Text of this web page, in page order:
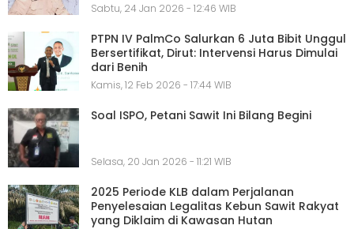
Sabtu, 24 Jan 2026 - 12:46 WIB
PTPN IV PalmCo Salurkan 6 Juta Bibit Unggul
Bersertifikat, Dirut: Intervensi Harus Dimulai
dari Benih
Kamis, 12 Feb 2026 - 17:44 WIB
Soal ISPO, Petani Sawit Ini Bilang Begini
Selasa, 20 Jan 2026 - 11:21 WIB
2025 Periode KLB dalam Perjalanan
Penyelesaian Legalitas Kebun Sawit Rakyat
yang Diklaim di Kawasan Hutan